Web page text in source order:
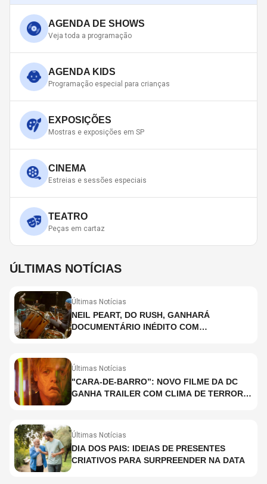
AGENDA DE SHOWS
Veja toda a programação
AGENDA KIDS
Programação especial para crianças
EXPOSIÇÕES
Mostras e exposições em SP
CINEMA
Estreias e sessões especiais
TEATRO
Peças em cartaz
ÚLTIMAS NOTÍCIAS
Últimas Notícias
NEIL PEART, DO RUSH, GANHARÁ
DOCUMENTÁRIO INÉDITO COM
Últimas Notícias
"CARA-DE-BARRO”: NOVO FILME DA DC
GANHA TRAILER COM CLIMA DE TERROR;
Últimas Notícias
DIA DOS PAIS: IDEIAS DE PRESENTES
CRIATIVOS PARA SURPREENDER NA DATA